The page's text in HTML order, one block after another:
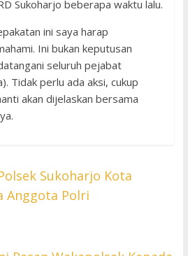
Sukoharjo beberapa waktu lalu.
ini saya harap
Ini bukan keputusan
seluruh pejabat
Tidak perlu ada aksi, cukup
akan dijelaskan bersama
Sukoharjo Kota
Anggota Polri